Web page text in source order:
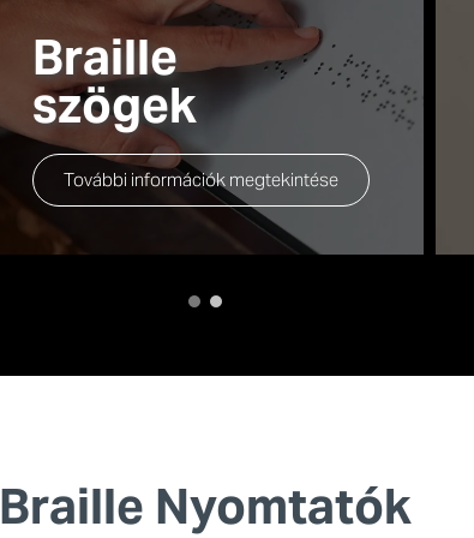
Braille
szögek
További információk megtekintése
Braille Nyomtatók